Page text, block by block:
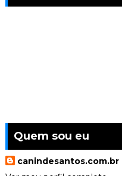
Quem sou eu
canindesantos.com.br